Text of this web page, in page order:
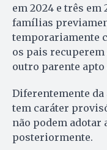
em 2024 e três em
famílias
temporariamente
os pais recuperem
outro parente apto
Diferentemente
tem caráter
não podem adotar
posteriormente.